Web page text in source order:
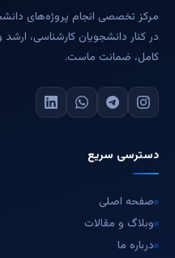
مرکز تخصصی انجام پروژه‌های
در کنار دانشجویان کارشناسی،
کامل، ضمانت ماست.
دسترسی سریع
صفحه اصلی
وبلاگ و مقالات
درباره ما